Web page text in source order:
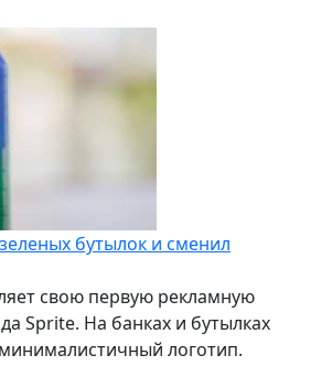
бутылок и сменил
свою первую рекламную
Sprite. На банках и бутылках
логотип.